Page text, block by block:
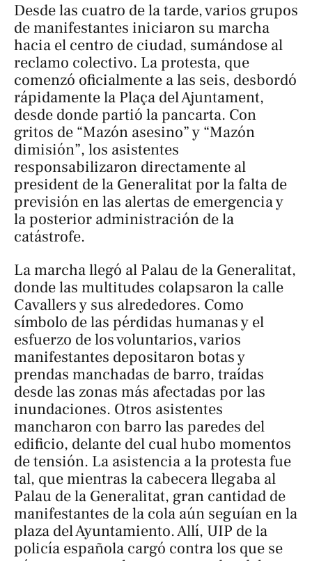
Desde las cuatro de la tarde, varios grupos
de manifestantes iniciaron su marcha
hacia el centro de ciudad, sumándose al
reclamo colectivo. La protesta, que
comenzó oficialmente a las seis, desbordó
rápidamente la Plaça del Ajuntament,
desde donde partió la pancarta. Con
gritos de “Mazón asesino” y “Mazón
dimisión”, los asistentes
responsabilizaron directamente al
president de la Generalitat por la falta de
previsión en las alertas de emergencia y
la posterior administración de la
catástrofe.
La marcha llegó al Palau de la Generalitat,
donde las multitudes colapsaron la calle
Cavallers y sus alrededores. Como
símbolo de las pérdidas humanas y el
esfuerzo de los voluntarios, varios
manifestantes depositaron botas y
prendas manchadas de barro, traídas
desde las zonas más afectadas por las
inundaciones. Otros asistentes
mancharon con barro las paredes del
edificio, delante del cual hubo momentos
de tensión. La asistencia a la protesta fue
tal, que mientras la cabecera llegaba al
Palau de la Generalitat, gran cantidad de
manifestantes de la cola aún seguían en la
plaza del Ayuntamiento. Allí, UIP de la
policía española cargó contra los que se